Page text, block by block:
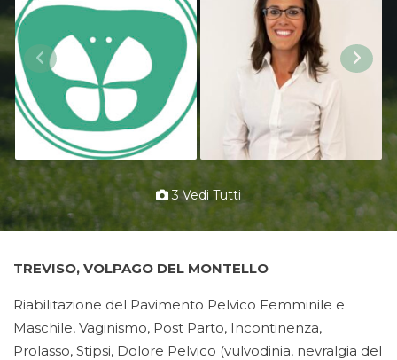
3 Vedi Tutti
TREVISO, VOLPAGO DEL MONTELLO
Riabilitazione del Pavimento Pelvico Femminile e
Maschile, Vaginismo, Post Parto, Incontinenza,
Prolasso, Stipsi, Dolore Pelvico (vulvodinia, nevralgia del